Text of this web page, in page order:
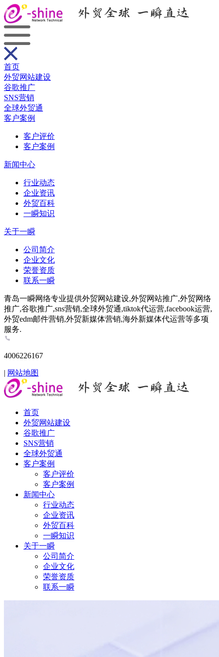
首页
外贸网站建设
谷歌推广
SNS营销
全球外贸通
客户案例
客户评价
客户案例
新闻中心
行业动态
企业资讯
外贸百科
一瞬知识
关于一瞬
公司简介
企业文化
荣誉资质
联系一瞬
青岛一瞬网络专业提供外贸网站建设,外贸网站推广,外贸网络
推广,谷歌推广,sns营销,全球外贸通,tiktok代运营,facebook运营,
外贸edm邮件营销,外贸新媒体营销,海外新媒体代运营等多项
服务.
4006226167
| 网站地图
首页
外贸网站建设
谷歌推广
SNS营销
全球外贸通
客户案例
客户评价
客户案例
新闻中心
行业动态
企业资讯
外贸百科
一瞬知识
关于一瞬
公司简介
企业文化
荣誉资质
联系一瞬